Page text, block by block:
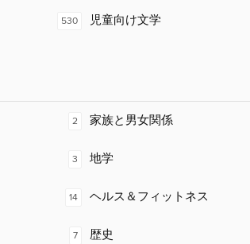
530 児童向け文学
2 家族と男女関係
3 地学
14 ヘルス＆フィットネス
7 歴史